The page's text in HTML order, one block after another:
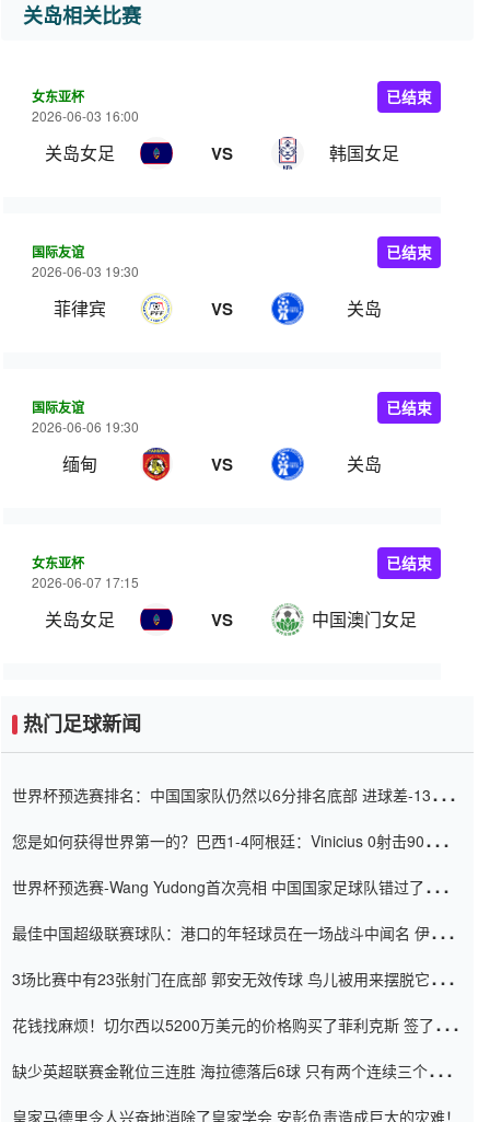
关岛相关比赛
女东亚杯
2026-06-03 16:00
关岛女足 VS 韩国女足
已结束
国际友谊
2026-06-03 19:30
菲律宾 VS 关岛
已结束
国际友谊
2026-06-06 19:30
缅甸 VS 关岛
已结束
女东亚杯
2026-06-07 17:15
关岛女足 VS 中国澳门女足
已结束
热门足球新闻
世界杯预选赛排名：中国国家队仍然以6分排名底部 进球差-13令人
您是如何获得世界第一的？巴西1-4阿根廷：Vinicius 0射击90分钟
世界杯预选赛-Wang Yudong首次亮相 中国国家足球队错过了世界
最佳中国超级联赛球队：港口的年轻球员在一场战斗中闻名 伊万放
3场比赛中有23张射门在底部 郭安无效传球 鸟儿被用来摆脱它
花钱找麻烦！切尔西以5200万美元的价格购买了菲利克斯 签了7年
缺少英超联赛金靴位三连胜 海拉德落后6球 只有两个连续三个连续
皇家马德里令人兴奋地消除了皇家学会 安彭负责造成巨大的灾难！